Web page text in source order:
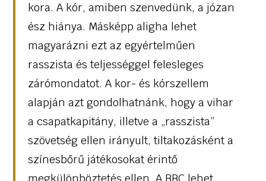
kora. A kór, amiben szenvedünk, a józan
ész hiánya. Másképp aligha lehet
magyarázni ezt az egyértelműen
rasszista és teljességgel felesleges
zárómondatot. A kor- és kórszellem
alapján azt gondolhatnánk, hogy a vihar
a csapatkapitány, illetve a „rasszista”
szövetség ellen irányult, tiltakozásként a
színesbőrű játékosokat érintő